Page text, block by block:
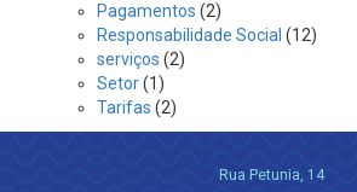
Pagamentos (2)
Responsabilidade Social (12)
serviços (2)
Setor(1)
Tarifas (2)
Rua Petunia, 14